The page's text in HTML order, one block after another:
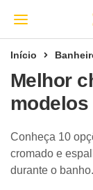
Início
Melhor
modelos
Conheça 10
cromado e
durante o banho.